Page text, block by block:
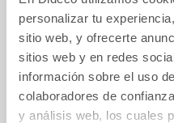
personalizar tu
sitio web, y ofrecerte
sitios web y en redes
información sobre el uso
colaboradores de
y análisis web, los cuales